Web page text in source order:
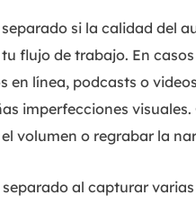
si la calidad del
flujo de trabajo. En
en línea, podcasts o
imperfecciones
volumen o regrabar la
al capturar